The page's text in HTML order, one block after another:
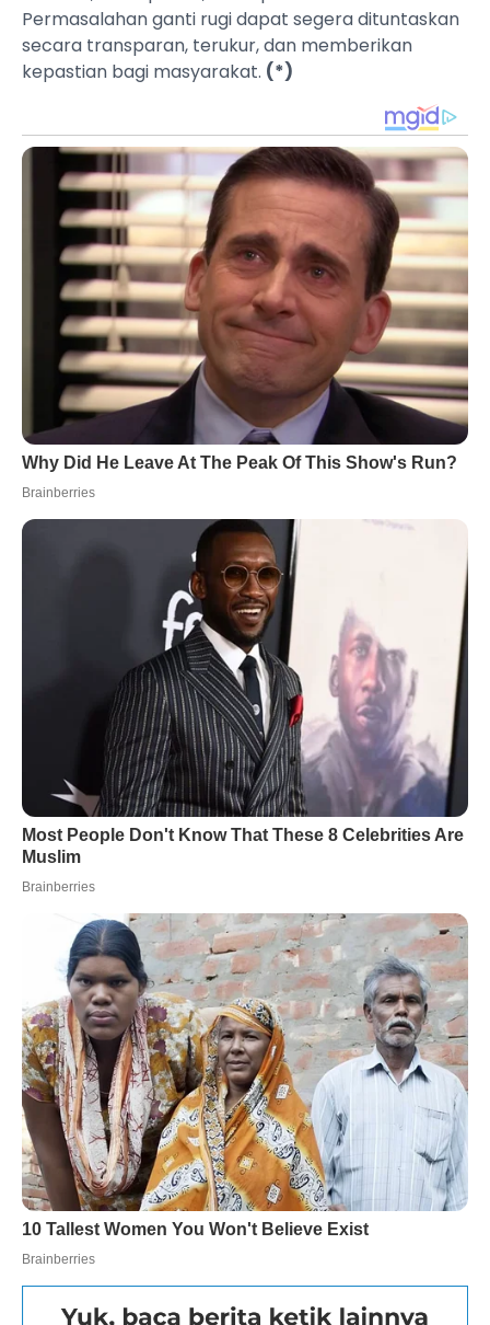
Permasalahan ganti rugi dapat segera dituntaskan
secara transparan, terukur, dan memberikan
kepastian bagi masyarakat. (*)